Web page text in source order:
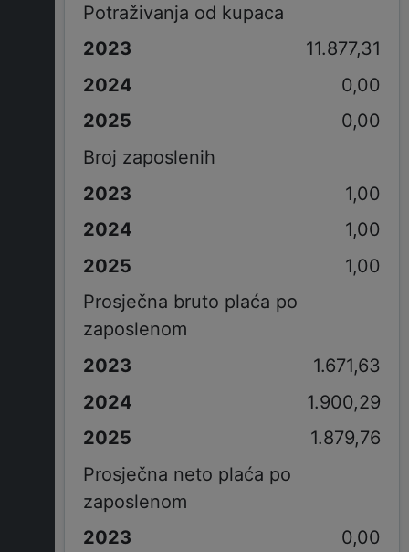
Potraživanja od kupaca
11.877,31
0,00
0,00
Broj zaposlenih
1,00
1,00
1,00
Prosječna bruto plaća po
zaposlenom
1.671,63
1.900,29
1.879,76
Prosječna neto plaća po
zaposlenom
0,00